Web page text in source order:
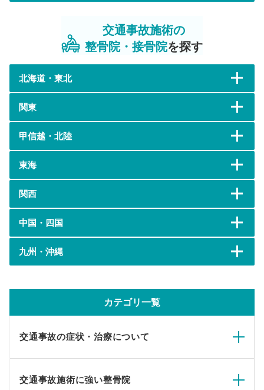
交通事故施術の
整骨院・接骨院を探す
北海道・東北
関東
甲信越・北陸
東海
関西
中国・四国
九州・沖縄
カテゴリ一覧
交通事故の症状・治療について
交通事故施術に強い整骨院